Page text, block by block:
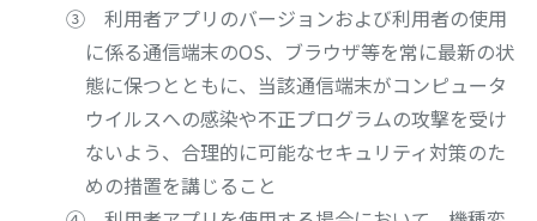
③ 利用者アプリのバージョンおよび利用者の使用
に係る通信端末のOS、ブラウザ等を常に最新の状
態に保つとともに、当該通信端末がコンピュータ
ウイルスへの感染や不正プログラムの攻撃を受け
ないよう、合理的に可能なセキュリティ対策のた
めの措置を講じること